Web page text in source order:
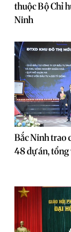
thuộc Bộ Chỉ
Ninh
Bắc Ninh trao
48 dự án, tổng